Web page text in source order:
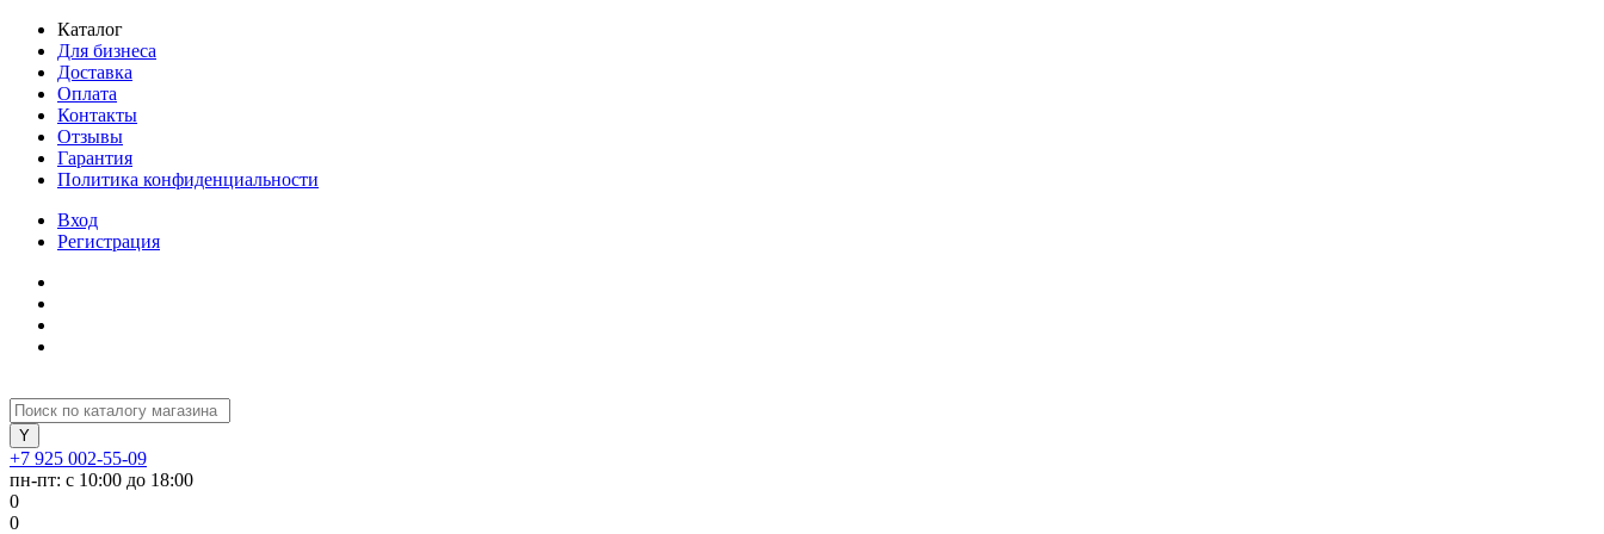
Каталог
Для бизнеса
Доставка
Оплата
Контакты
Отзывы
Гарантия
Политика конфиденциальности
Вход
Регистрация
+7 925 002-55-09
пн-пт: с 10:00 до 18:00
0
0